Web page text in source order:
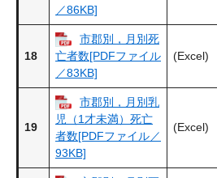
／86KB]
18
市郡別，月別死
亡者数[PDFファイル
／83KB]
(Excel)
19
市郡別，月別乳
児（1才未満）死亡
者数[PDFファイル／
93KB]
(Excel)